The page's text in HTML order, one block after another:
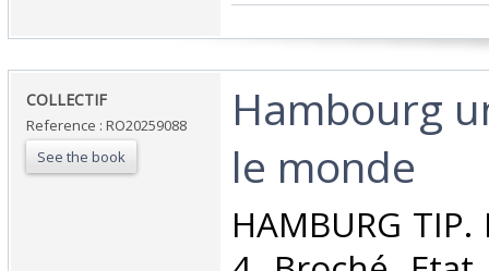
‎COLLECTIF‎
Reference : RO20259088
See the book
‎Hambourg
le monde‎
‎HAMBURG